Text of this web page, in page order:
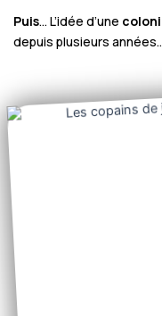
Puis… L’idée d’une
depuis plusieurs